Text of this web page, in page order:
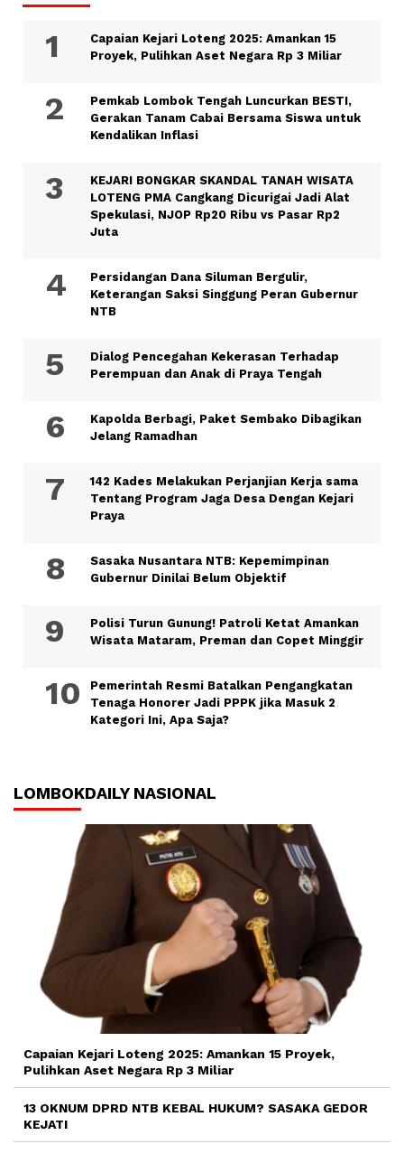
Capaian Kejari Loteng 2025: Amankan 15
Proyek, Pulihkan Aset Negara Rp 3 Miliar
Pemkab Lombok Tengah Luncurkan BESTI,
Gerakan Tanam Cabai Bersama Siswa untuk
Kendalikan Inflasi
KEJARI BONGKAR SKANDAL TANAH WISATA
LOTENG PMA Cangkang Dicurigai Jadi Alat
Spekulasi, NJOP Rp20 Ribu vs Pasar Rp2
Juta
Persidangan Dana Siluman Bergulir,
Keterangan Saksi Singgung Peran Gubernur
NTB
Dialog Pencegahan Kekerasan Terhadap
Perempuan dan Anak di Praya Tengah
Kapolda Berbagi, Paket Sembako Dibagikan
Jelang Ramadhan
142 Kades Melakukan Perjanjian Kerja sama
Tentang Program Jaga Desa Dengan Kejari
Praya
Sasaka Nusantara NTB: Kepemimpinan
Gubernur Dinilai Belum Objektif
Polisi Turun Gunung! Patroli Ketat Amankan
Wisata Mataram, Preman dan Copet Minggir
Pemerintah Resmi Batalkan Pengangkatan
Tenaga Honorer Jadi PPPK jika Masuk 2
Kategori Ini, Apa Saja?
LOMBOKDAILY NASIONAL
Capaian Kejari Loteng 2025: Amankan 15 Proyek,
Pulihkan Aset Negara Rp 3 Miliar
13 OKNUM DPRD NTB KEBAL HUKUM? SASAKA GEDOR
KEJATI